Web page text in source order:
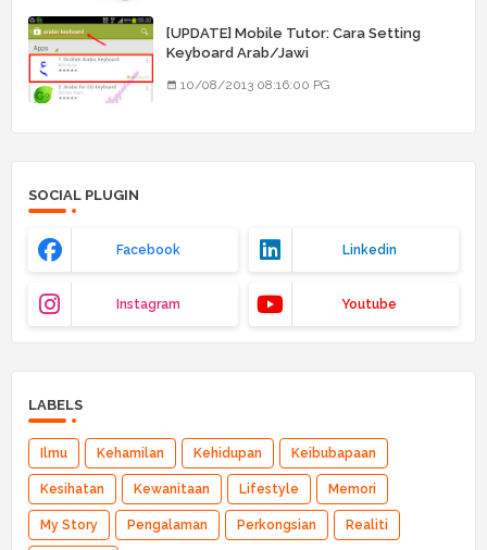
[UPDATE] Mobile Tutor: Cara Setting
Keyboard Arab/Jawi
10/08/2013 08:16:00 PG
SOCIAL PLUGIN
Facebook Linkedin
Instagram Youtube
LABELS
Ilmu Kehamilan Kehidupan Keibubapaan
Kesihatan Kewanitaan Lifestyle Memori
My Story Pengalaman Perkongsian Realiti